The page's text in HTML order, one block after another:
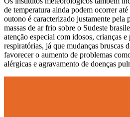
de temperatura ainda podem ocorrer
outono é caracterizado justamente pela
massas de ar frio sobre o Sudeste
atenção especial com idosos, crianças e
respiratórias, já que mudanças bruscas
favorecer o aumento de problemas
alérgicas e agravamento de doenças